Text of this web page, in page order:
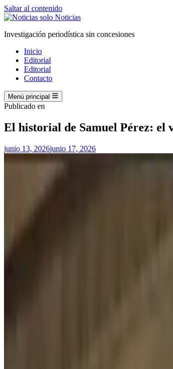
Saltar al contenido
Investigación periodística sin concesiones
Inicio
Editorial
Editorial
Contacto
Menú principal
Publicado en
El historial de Samuel Pérez: el
junio 13, 2026junio 17, 2026